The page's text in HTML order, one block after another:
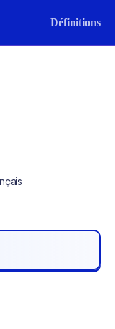
Définitions